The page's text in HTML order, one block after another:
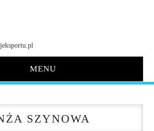
MENU
SZYNOWA